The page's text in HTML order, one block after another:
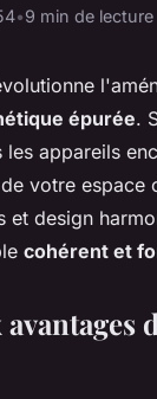
•9 min de lecture
épurée.
appareils
votre espace
et design
cohérent et